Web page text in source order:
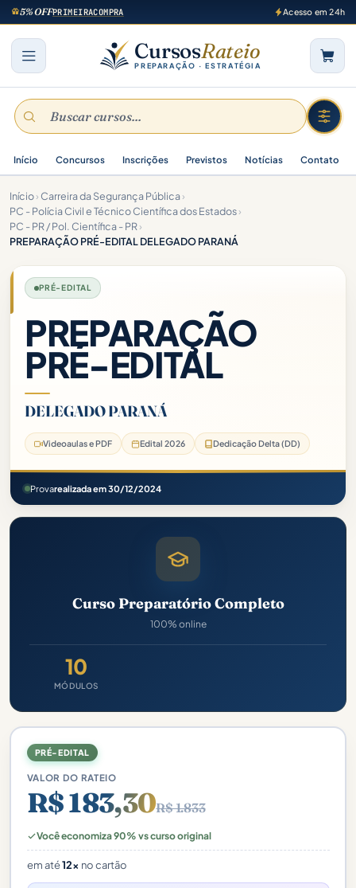
5% OFFPRIMEIRACOMPRA Acesso em 24h
CursosRateio
PREPARAÇÃO · ESTRATÉGIA
Início Concursos Inscrições Previstos Notícias Contato
Início› Carreira da Segurança Pública›
PC - Polícia Civil e Técnico Científica dos Estados›
PC - PR / Pol. Científica - PR›
PREPARAÇÃO PRÉ-EDITAL DELEGADO PARANÁ
PRÉ-EDITAL
PREPARAÇÃO
PRÉ-EDITAL
DELEGADO PARANÁ
Videoaulas e PDF Edital 2026 Dedicação Delta (DD)
Provarealizada em 30/12/2024
Curso Preparatório Completo
100% online
10
MÓDULOS
PRÉ-EDITAL
VALOR DO RATEIO
R$ 183,30R$ 1.833
Você economiza 90% vs curso original
em até12x no cartão